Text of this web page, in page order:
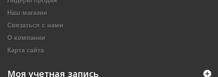
Наш магазин
Связаться с нами
О компании
Карта сайта
Моя учетная запись